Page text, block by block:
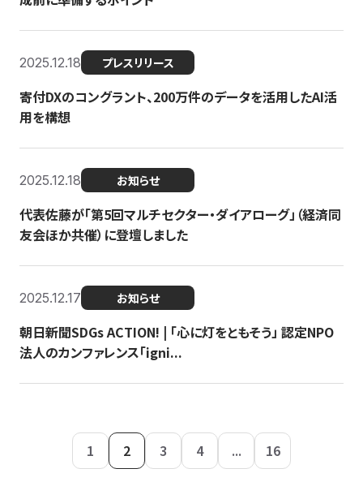
2025.12.18 プレスリリース
寄付DXのコングラント、200万件のデータを活用したAI活
用を構想
2025.12.18 お知らせ
代表佐藤が「第5回マルチセクター・ダイアローグ」（経済同
友会ほか共催）に登壇しました
2025.12.17 お知らせ
朝日新聞SDGs ACTION! | 「心に灯をともそう」 認定NPO
法人のカンファレンス「igni...
1 2 3 4 ... 16